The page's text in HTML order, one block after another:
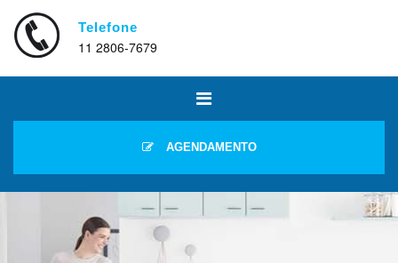
Telefone
11 2806-7679
AGENDAMENTO